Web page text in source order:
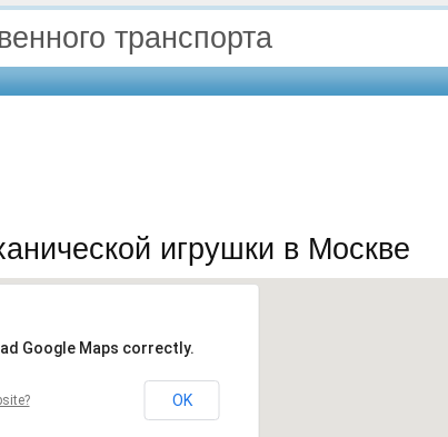
транспорта
игрушки в Москве
Google Maps correctly.
OK